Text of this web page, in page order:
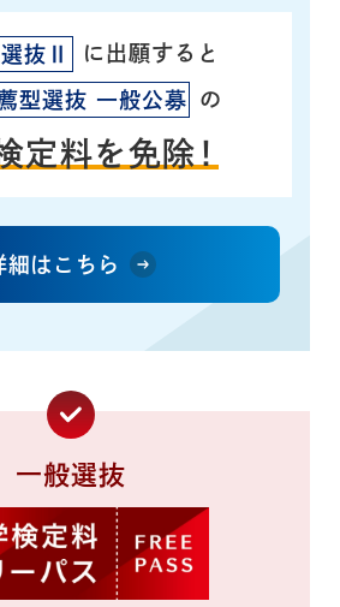
抜Ⅱ に出願すると
型選抜 一般公募 の
定料を免除！
細はこちら
一般選抜